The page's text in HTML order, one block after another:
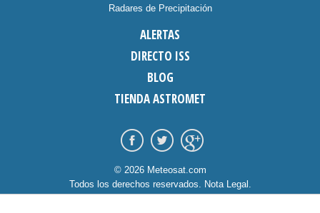
Radares de Precipitación
ALERTAS
DIRECTO ISS
BLOG
TIENDA ASTROMET
© 2026 Meteosat.com
Todos los derechos reservados. Nota Legal .